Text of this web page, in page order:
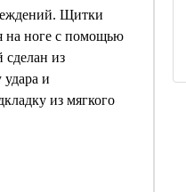
Щитки
на ноге с помощью
из
и
из мягкого